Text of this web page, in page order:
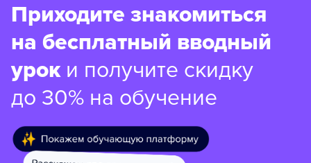
Приходите знакомиться
на бесплатный вводный
уроки получите скидку
до 30% на обучение